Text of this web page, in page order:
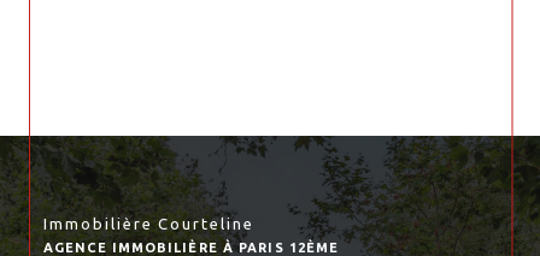
Immobilière Courteline
AGENCE IMMOBILIÈRE À PARIS 12ÈME